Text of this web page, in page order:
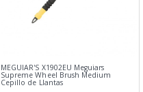
MEGUIAR'S X1902EU Meguiars
Supreme Wheel Brush Medium
Cepillo de Llantas